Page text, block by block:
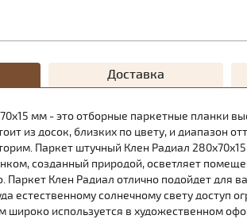
Доставка
мм - это отборные паркетные планки
из досок, близких по цвету, и диапазон
Паркет штучный Клен Радиал
созданный природой, осветляет
Паркет Клен Радиал отлично подойдет для
естественному солнечному свету доступ
широко используется в художественном